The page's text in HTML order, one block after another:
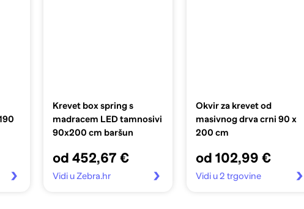
Krevet box spring s
madracem LED tamnosivi
90x200 cm baršun
od 452,67 €
Vidi u Zebra.hr
Okvir za krevet od
masivnog drva crni 90 x
200 cm
od 102,99 €
Vidi u 2 trgovine